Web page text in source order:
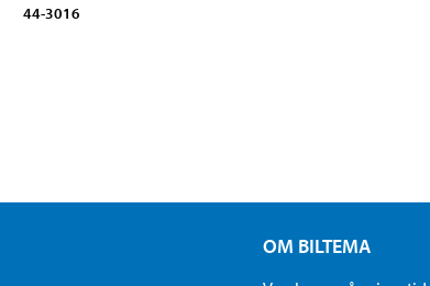
44-3016
OM BILTEMA